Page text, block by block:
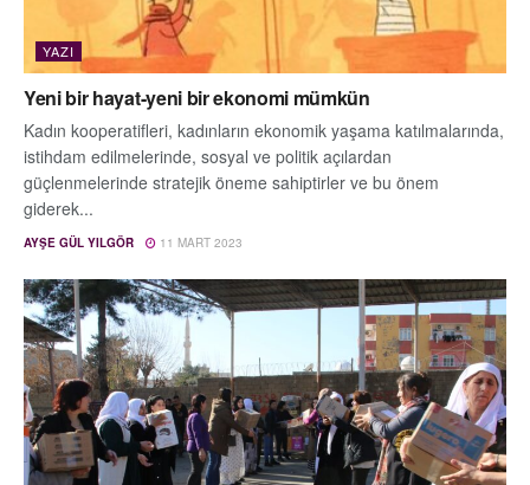
YAZI
Yeni bir hayat-yeni bir ekonomi mümkün
Kadın kooperatifleri, kadınların ekonomik yaşama katılmalarında,
istihdam edilmelerinde, sosyal ve politik açılardan
güçlenmelerinde stratejik öneme sahiptirler ve bu önem
giderek...
AYŞE GÜL YILGÖR 11 MART 2023